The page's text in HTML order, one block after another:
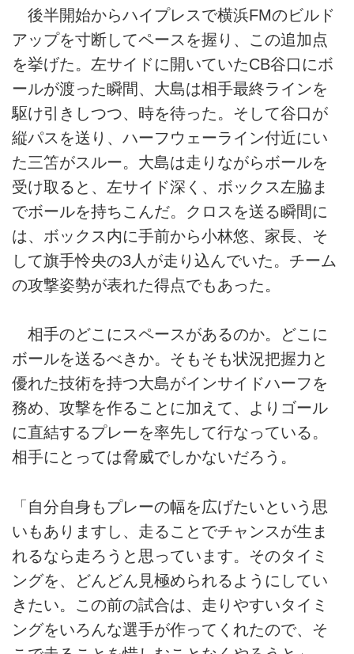
後半開始からハイプレスで横浜FMのビルド
アップを寸断してペースを握り、この追加点
を挙げた。左サイドに開いていたCB谷口にボ
ールが渡った瞬間、大島は相手最終ラインを
駆け引きしつつ、時を待った。そして谷口が
縦パスを送り、ハーフウェーライン付近にい
た三笘がスルー。大島は走りながらボールを
受け取ると、左サイド深く、ボックス左脇ま
でボールを持ちこんだ。クロスを送る瞬間に
は、ボックス内に手前から小林悠、家長、そ
して旗手怜央の3人が走り込んでいた。チーム
の攻撃姿勢が表れた得点でもあった。
相手のどこにスペースがあるのか。どこに
ボールを送るべきか。そもそも状況把握力と
優れた技術を持つ大島がインサイドハーフを
務め、攻撃を作ることに加えて、よりゴール
に直結するプレーを率先して行なっている。
相手にとっては脅威でしかないだろう。
「自分自身もプレーの幅を広げたいという思
いもありますし、走ることでチャンスが生ま
れるなら走ろうと思っています。そのタイミ
ングを、どんどん見極められるようにしてい
きたい。この前の試合は、走りやすいタイミ
ングをいろんな選手が作ってくれたので、そ